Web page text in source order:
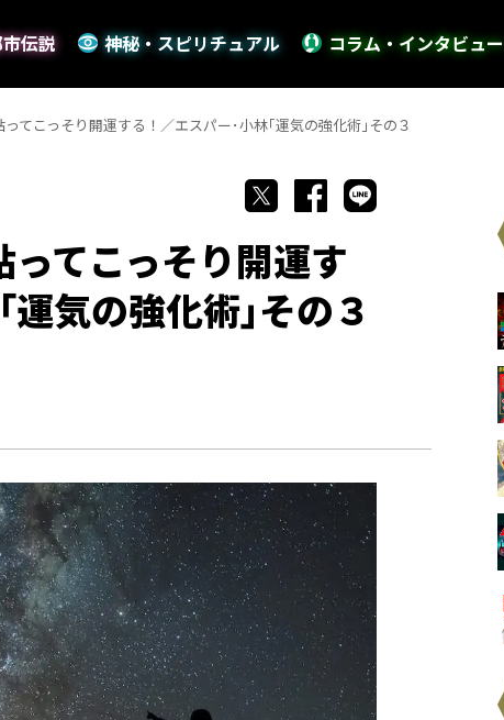
伝説 神秘・スピリチュアル コラム・インタビュー
てこっそり開運する！／エスパー･小林｢運気の強化術｣その３
てこっそり開運す
気の強化術｣その３